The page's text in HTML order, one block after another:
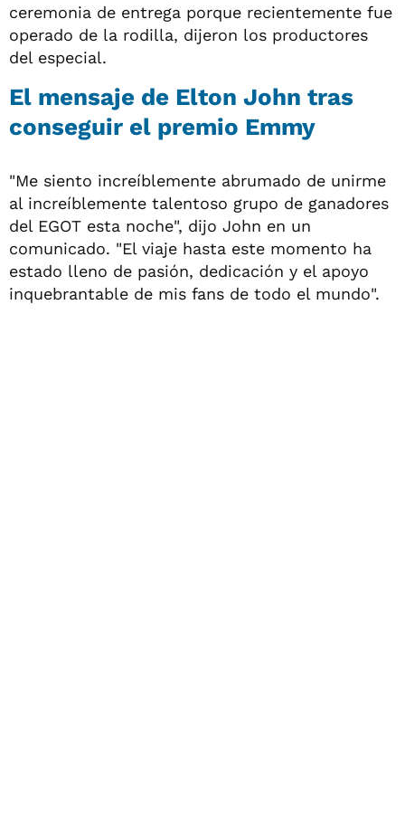
ceremonia de entrega porque recientemente fue
operado de la rodilla, dijeron los productores
del especial.
El mensaje de Elton John tras
conseguir el premio Emmy
"Me siento increíblemente abrumado de unirme
al increíblemente talentoso grupo de ganadores
del EGOT esta noche", dijo John en un
comunicado. "El viaje hasta este momento ha
estado lleno de pasión, dedicación y el apoyo
inquebrantable de mis fans de todo el mundo".